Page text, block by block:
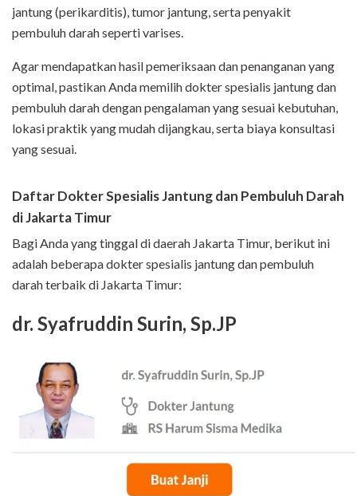
jantung (perikarditis), tumor jantung, serta penyakit
pembuluh darah seperti varises.
Agar mendapatkan hasil pemeriksaan dan penanganan yang
optimal, pastikan Anda memilih dokter spesialis jantung dan
pembuluh darah dengan pengalaman yang sesuai kebutuhan,
lokasi praktik yang mudah dijangkau, serta biaya konsultasi
yang sesuai.
Daftar Dokter Spesialis Jantung dan Pembuluh Darah
di Jakarta Timur
Bagi Anda yang tinggal di daerah Jakarta Timur, berikut ini
adalah beberapa dokter spesialis jantung dan pembuluh
darah terbaik di Jakarta Timur:
dr. Syafruddin Surin, Sp.JP